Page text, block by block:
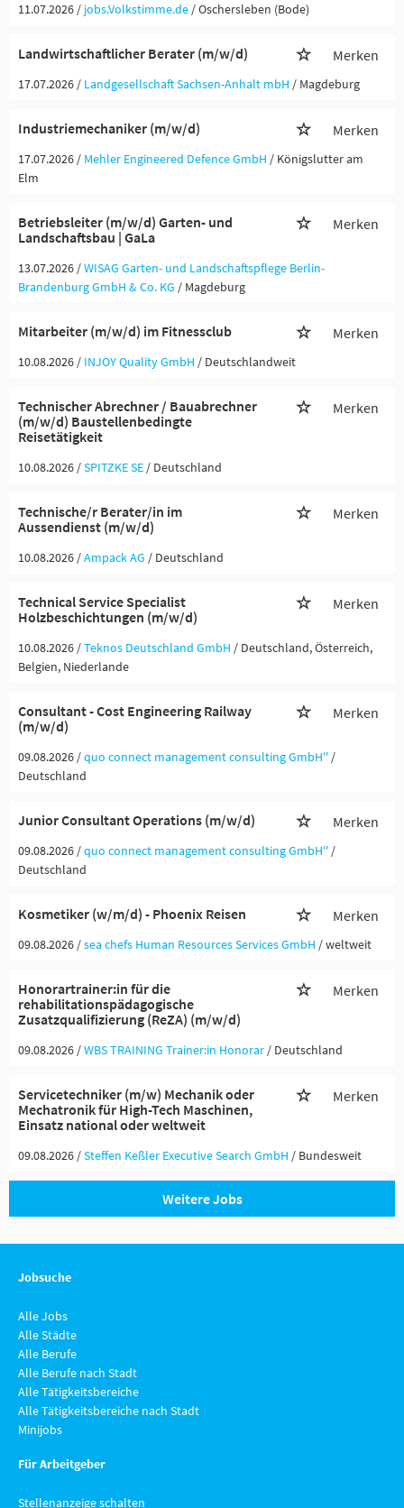
11.07.2026 / jobs.Volkstimme.de / Oschersleben (Bode)
Landwirtschaftlicher Berater (m/w/d) Merken
17.07.2026 / Landgesellschaft Sachsen-Anhalt mbH / Magdeburg
Industriemechaniker (m/w/d) Merken
17.07.2026 / Mehler Engineered Defence GmbH / Königslutter am
Elm
Betriebsleiter (m/w/d) Garten- und
Landschaftsbau | GaLa
Merken
13.07.2026 /WISAG Garten- und Landschaftspflege Berlin-
Brandenburg GmbH & Co. KG / Magdeburg
Mitarbeiter (m/w/d) im Fitnessclub Merken
10.08.2026 / INJOY Quality GmbH / Deutschlandweit
Technischer Abrechner / Bauabrechner
(m/w/d) Baustellenbedingte
Reisetätigkeit
Merken
10.08.2026 /SPITZKE SE / Deutschland
Technische/r Berater/in im
Aussendienst (m/w/d)
Merken
10.08.2026 /Ampack AG / Deutschland
Technical Service Specialist
Holzbeschichtungen (m/w/d)
Merken
10.08.2026 /Teknos Deutschland GmbH / Deutschland, Österreich,
Belgien, Niederlande
Consultant - Cost Engineering Railway
(m/w/d)
Merken
09.08.2026 /quo connect management consulting GmbH'' /
Deutschland
Junior Consultant Operations (m/w/d) Merken
09.08.2026 /quo connect management consulting GmbH'' /
Deutschland
Kosmetiker (w/m/d) - Phoenix Reisen Merken
09.08.2026 /sea chefs Human Resources Services GmbH / weltweit
Honorartrainer:in für die
rehabilitationspädagogische
Zusatzqualifizierung (ReZA) (m/w/d)
Merken
09.08.2026 /WBS TRAINING Trainer:in Honorar / Deutschland
Servicetechniker (m/w) Mechanik oder
Mechatronik für High-Tech Maschinen,
Einsatz national oder weltweit
Merken
09.08.2026 /Steffen Keßler Executive Search GmbH / Bundesweit
Weitere Jobs
Jobsuche
Alle Jobs
Alle Städte
Alle Berufe
Alle Berufe nach Stadt
Alle Tätigkeitsbereiche
Alle Tätigkeitsbereiche nach Stadt
Minijobs
Für Arbeitgeber
Stellenanzeige schalten